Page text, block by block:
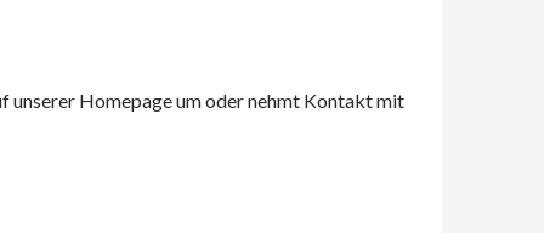
unserer Homepage um oder nehmt Kontakt mit